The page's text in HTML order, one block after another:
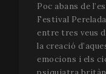
Poc abans de
Festival
entre tres veus
la creació
emocions i els